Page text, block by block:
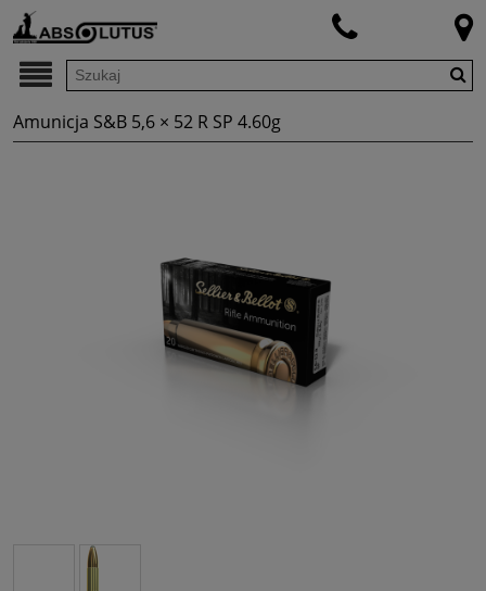
Amunicja S&B 5,6 × 52 R SP 4.60g